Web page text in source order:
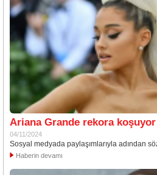
Ariana Grande rekora koşuyor
04/11/2024
Sosyal medyada paylaşımlarıyla adından
Haberin devamı